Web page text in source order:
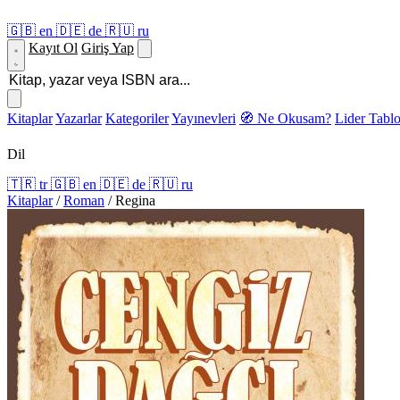
🇬🇧 en 🇩🇪 de 🇷🇺 ru
Kayıt Ol Giriş Yap
KitaplarYazarlar KategorilerYayınevleri 🧭 Ne Okusam? Lider
Dil
🇹🇷 tr 🇬🇧 en 🇩🇪 de 🇷🇺 ru
Kitaplar / Roman / Regina